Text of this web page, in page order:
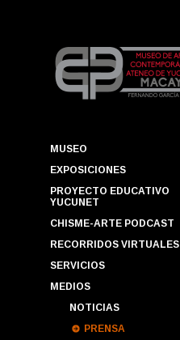
MUSEO
EXPOSICIONES
PROYECTO EDUCATIVO
YUCUNET
CHISME-ARTE PODCAST
RECORRIDOS VIRTUALES
SERVICIOS
MEDIOS
NOTICIAS
PRENSA